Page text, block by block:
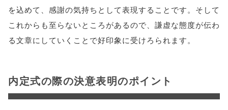
を込めて、感謝の気持ちとして表現することです。そして
これからも至らないところがあるので、謙虚な態度が伝わ
る文章にしていくことで好印象に受けろられます。
内定式の際の決意表明のポイント